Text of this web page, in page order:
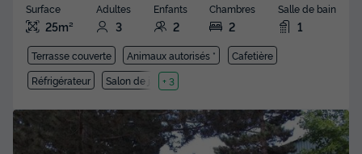
Surface
25m²
Adultes
3
Enfants
2
Chambres
2
Salle de bain
1
Terrasse couverte Animaux autorisés *
Cafetière
Réfrigérateur
Salon de jardin
+ 3